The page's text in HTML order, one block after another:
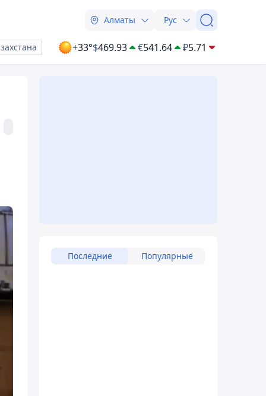
Алматы Рус
+33°$469.93 €541.64 ₽5.71
Последние Популярные